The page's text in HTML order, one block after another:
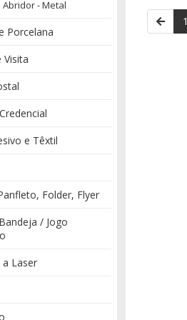
- Metal
Porcelana
Visita
e Têxtil
Folder, Flyer
/ Jogo
a Laser